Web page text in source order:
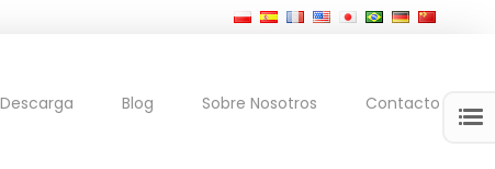
Descarga Blog Sobre Nosotros Contacto